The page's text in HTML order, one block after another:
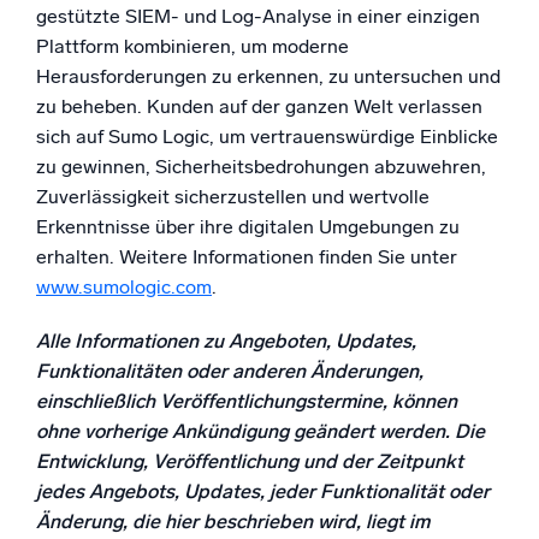
Leistungsstarke Integrationen
Zertifizierungen
gestützte SIEM- und Log-Analyse in einer einzigen
Plattform kombinieren, um moderne
Herausforderungen zu erkennen, zu untersuchen und
zu beheben. Kunden auf der ganzen Welt verlassen
sich auf Sumo Logic, um vertrauenswürdige Einblicke
zu gewinnen, Sicherheitsbedrohungen abzuwehren,
Zuverlässigkeit sicherzustellen und wertvolle
Erkenntnisse über ihre digitalen Umgebungen zu
erhalten. Weitere Informationen finden Sie unter
www.sumologic.com.
Alle Informationen zu Angeboten, Updates,
Funktionalitäten oder anderen Änderungen,
einschließlich Veröffentlichungstermine, können
ohne vorherige Ankündigung geändert werden. Die
Entwicklung, Veröffentlichung und der Zeitpunkt
jedes Angebots, Updates, jeder Funktionalität oder
Änderung, die hier beschrieben wird, liegt im